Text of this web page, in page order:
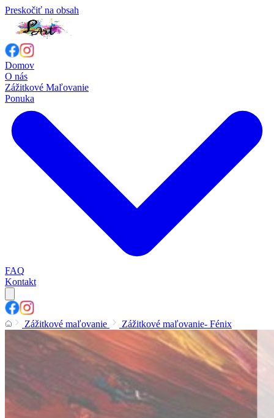
Preskočiť na obsah
Domov
O nás
Zážitkové Maľovanie
Ponuka
FAQ
Kontakt
Zážitkové maľovanie Zážitkové maľovanie- Fénix